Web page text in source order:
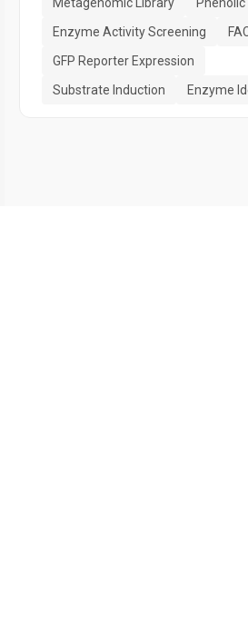
Enzyme Activity Screening
GFP Reporter Expression
Substrate Induction
Enzyme